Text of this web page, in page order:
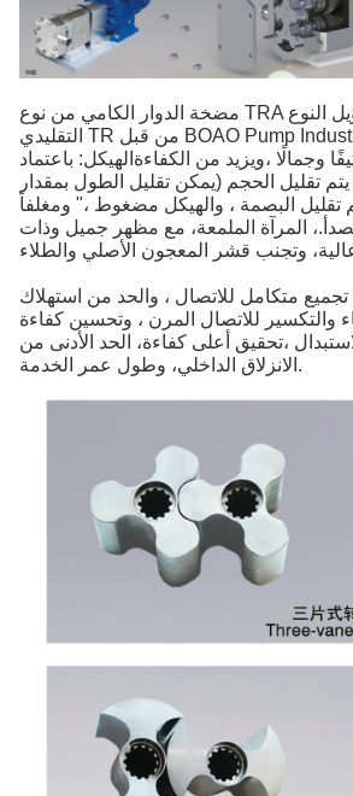
مضخة الدوار الكامي من نوع TRA هي إعادة تصميم وتحويل النوع
التقليدي TR من قبل BOAO Pump Industry ، والتي تحسن أدائها
وجمالًا ،ويزيد من الكفاءةالهيكل: باعتماد
تقليل الحجم (يمكن تقليل الطول بمقدار
، يتم تقليل البصمة ، والهيكل مضغوط ،" ومغلفاً
المرآة الملمعة، مع مظهر جميل وذات
تجميع متكامل للاتصال ، والحد من استهلاك
والتكسير للاتصال المرن ، وتحسين كفاءة
،تحقيق أعلى كفاءة، الحد الأدنى من
الانزلاق الداخلي، وطول عمر الخدمة.